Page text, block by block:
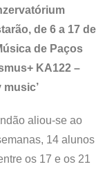
de 6 a 17 de
de Paços
KA122 –
aliou-se ao
14 alunos
os 17 e os 21